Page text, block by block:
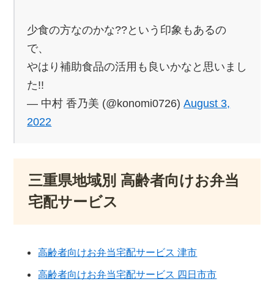
少食の方なのかな??という印象もあるの
で、
やはり補助食品の活用も良いかなと思いまし
た!!
— 中村 香乃美 (@konomi0726)August 3,
2022
三重県地域別 高齢者向けお弁当
宅配サービス
高齢者向けお弁当宅配サービス 津市
高齢者向けお弁当宅配サービス 四日市市